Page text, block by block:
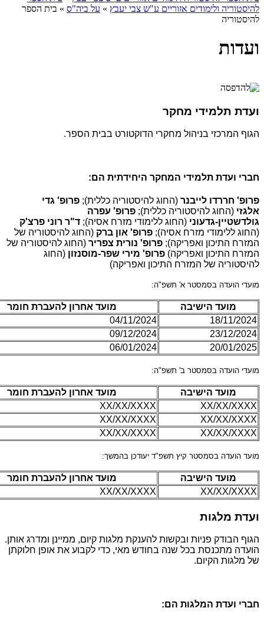
להיסטוריה ולימודים אזוריים ע"ש צבי יעבץ » על ביה"ס » בית הספר
להיסטוריה
ועדות
ועדת תלמידי מחקר
הגוף המרכזי בניהול מחקרי הדוקטורט בבית הספר.
חברי ועדת תלמידי המחקר היחידתית הם:
פרופ' חררדו לייבנר (החוג להיסטוריה כללית); פרופ' גדי
אלגזי (החוג להיסטוריה כללית); פרופ' עפרה
גולדשטיין-גדעוני (החוג ללימודי מזרח אסיה); ד"ר רוני פרצ'ק
(החוג ללימודי מזרח אסיה); פרופ' און ברק (החוג להיסטוריה של
המזרח התיכון ואפריקה); פרופ' נורית צפריר (החוג להיסטוריה של
המזרח התיכון ואפריקה) פרופ' מירי שפר-מוסנזון (החוג
להיסטוריה של המזרח התיכון ואפריקה)
מועדי הועדה בסמסטר א' תשפ"ה:
מועד הישיבה
מועד אחרון להעברת חומר
18/11/2024
04/11/2024
23/12/2024
09/12/2024
20/01/2025
06/01/2024
מועדי הועדה בסמסטר ב' תשפ"ה:
מועד הישיבה
מועד אחרון להעברת חומר
XX/XX/XXXX
XX/XX/XXXX
XX/XX/XXXX
XX/XX/XXXX
XX/XX/XXXX
XX/XX/XXXX
מועד הועדה בסמסטר קיץ תשפ"ד יעודכן בהמשך:
מועד הישיבה
מועד אחרון להעברת חומר
XX/XX/XXXX
XX/XX/XXXX
ועדת מלגות
הגוף הבודק פניות ובקשות להענקת מלגות קיום, ממיינן ומדרג אותן.
הועדה מתכנסת בכל שנה בחודש מאי, כדי לקבוע את אופן חלוקתן
של מלגות הקיום.
חברי ועדת המלגות הם: